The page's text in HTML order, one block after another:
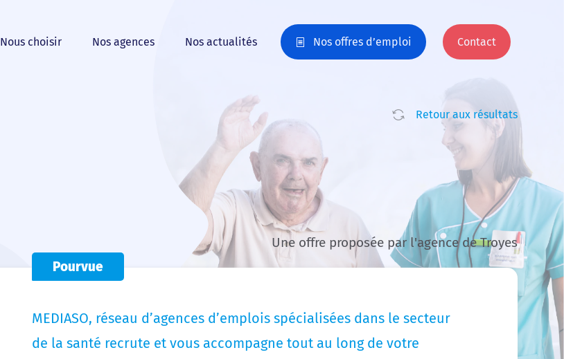
Nous choisir Nos agences Nos actualités Nos offres d’emploi Contact
Retour aux résultats
Une offre proposée par l'agence de Troyes
Pourvue
MEDIASO, réseau d’agences d’emplois spécialisées dans le secteur
de la santé recrute et vous accompagne tout au long de votre